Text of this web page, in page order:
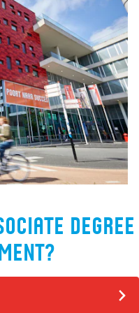
degree